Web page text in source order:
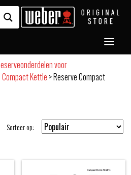
voor
Kettle >Reserve Compact
Sorteer op: